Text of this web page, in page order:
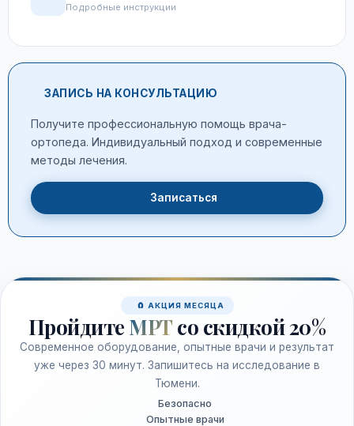
Подробные инструкции
ЗАПИСЬ НА КОНСУЛЬТАЦИЮ
Получите профессиональную помощь врача-
ортопеда. Индивидуальный подход и современные
методы лечения.
Записаться
🧲 АКЦИЯ МЕСЯЦА
Пройдите МРТ со скидкой 20%
Современное оборудование, опытные врачи и результат
уже через 30 минут. Запишитесь на исследование в
Тюмени.
Безопасно
Опытные врачи